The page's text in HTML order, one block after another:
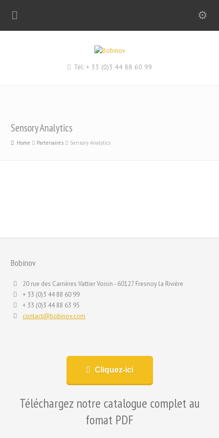
Tél: + 33 (0)3 44 88 60 99
Sensory Analytics
Home Partenaires Sensory Analytics
Bobinov
20 rue des Carrières Vattier Voisin - 60127 Fresnoy la Rivière
+ 33 (0)3 44 88 60 99
+ 33 (0)3 44 88 63 95
contact@bobinov.com
Cliquez-ici
Téléchargez notre catalogue complet au
fomat PDF